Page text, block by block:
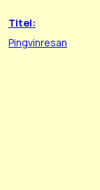
Titel:
Pingvinresan